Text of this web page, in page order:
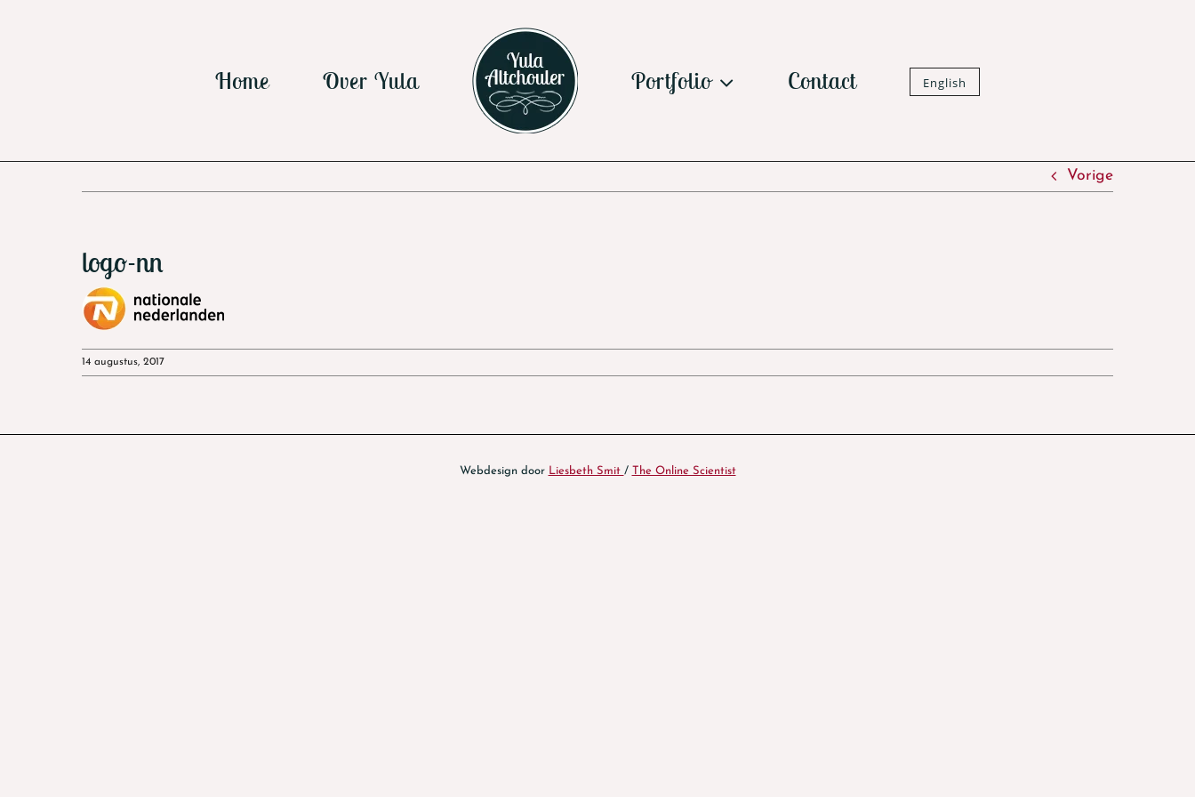
Home Over Yula Portfolio Contact English
Vorige
logo-nn
14 augustus, 2017
Webdesign door Liesbeth Smit / The Online Scientist